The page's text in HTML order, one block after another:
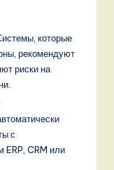
которые
рекомендуют
риски на
с
ERP, CRM или